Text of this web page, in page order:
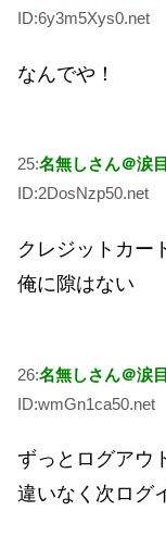
ID:6y3m5Xys0.net
なんでや！
25:名無しさん＠涙
ID:2DosNzp50.net
クレジットカー
俺に隙はない
26:名無しさん＠涙
ID:wmGn1ca50.net
ずっとログアウ
違いなく次ログ